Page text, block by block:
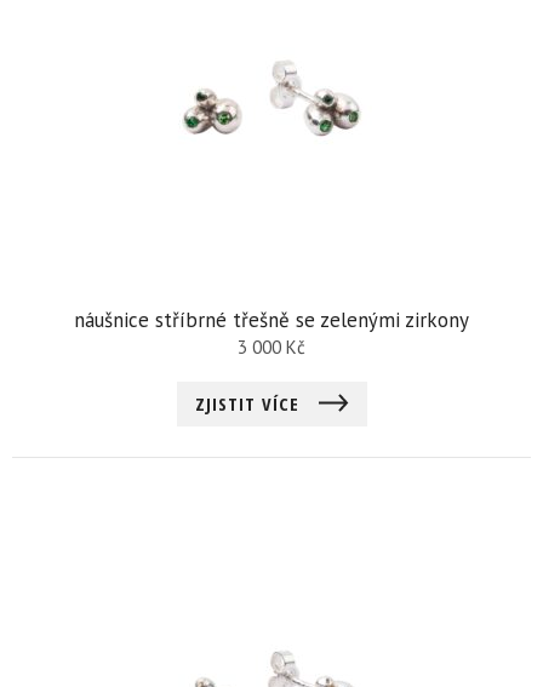
náušnice stříbrné třešně se zelenými zirkony
3 000 Kč
ZJISTIT VÍCE